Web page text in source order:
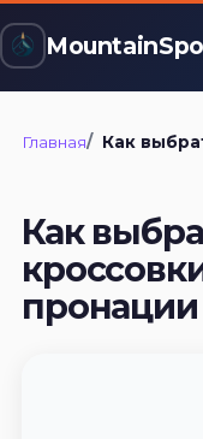
Главная Как выбрать
Как
пронации